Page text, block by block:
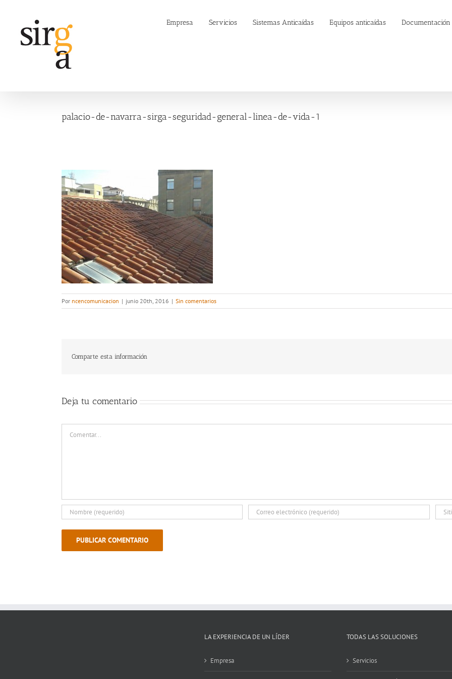
Empresa Servicios Sistemas Anticaídas Equipos anticaídas Documentación
palacio-de-navarra-sirga-seguridad-general-linea-de-vida-1
Por ncencomunicacion | junio 20th, 2016 | Sin comentarios
Comparte esta información
Deja tu comentario
LA EXPERIENCIA DE UN LÍDER
Empresa
TODAS LAS SOLUCIONES
Servicios